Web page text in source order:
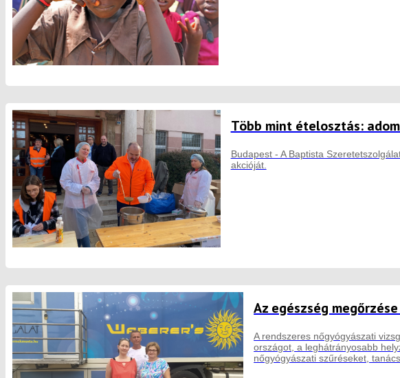
Több mint ételosztás:
Budapest - A Baptista
akcióját.
Az egészség
A rendszeres nőgyógyászati
országot, a leghátrányosabb
nőgyógyászati szűréseket,